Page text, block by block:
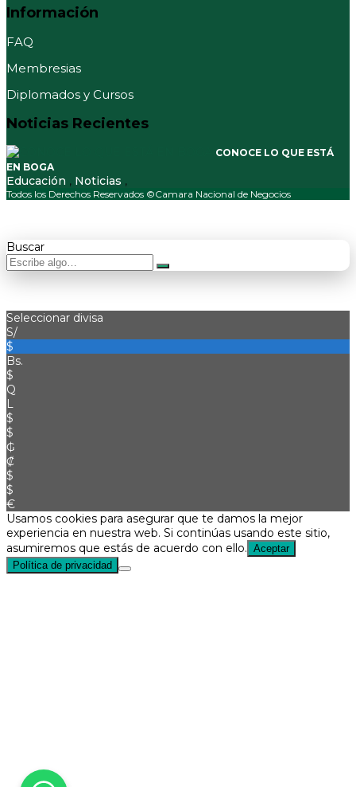
Información
FAQ
Membresias
Diplomados y Cursos
Noticias Recientes
CONOCE LO QUE ESTÁ
EN BOGA
Educación , Noticias ,
Todos los Derechos Reservados ©Camara Nacional de Negocios
Buscar
Seleccionar divisa
S/
$
Bs.
$
Q
L
$
$
₲
₡
$
$
€
Usamos cookies para asegurar que te damos la mejor
experiencia en nuestra web. Si continúas usando este sitio,
asumiremos que estás de acuerdo con ello. Aceptar
Política de privacidad